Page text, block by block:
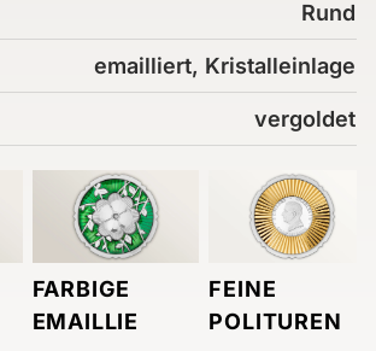
Rund
emailliert, Kristalleinlage
vergoldet
FARBIGE
EMAILLIE
FEINE
POLITUREN